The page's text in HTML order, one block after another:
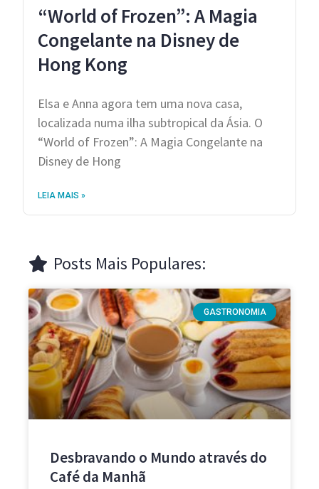
“World of Frozen”: A Magia
Congelante na Disney de
Hong Kong
Elsa e Anna agora tem uma nova casa,
localizada numa ilha subtropical da Ásia. O
“World of Frozen”: A Magia Congelante na
Disney de Hong
LEIA MAIS »
Posts Mais Populares:
GASTRONOMIA
Desbravando o Mundo através do
Café da Manhã